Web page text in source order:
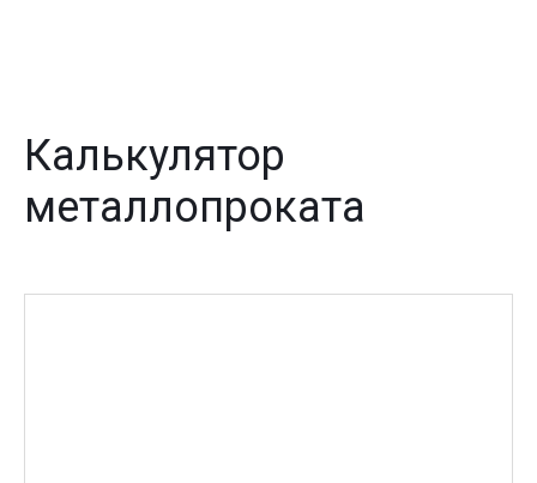
Калькулятор
металлопроката